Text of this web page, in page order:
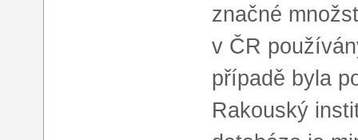
značné
v ČR
případě byla
Rakouský